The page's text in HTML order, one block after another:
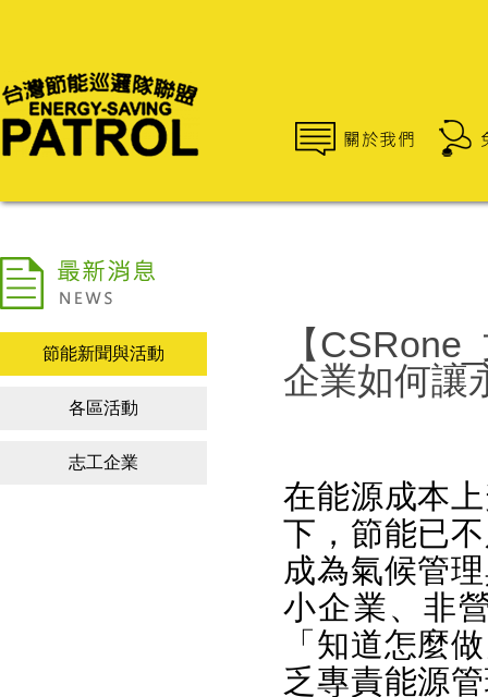
節能新聞與活動
各區活動
志工企業
【
企業如何讓
在能源成本
下，節能已
成為氣候管
小企業、非
「知道怎麼
乏專責能源